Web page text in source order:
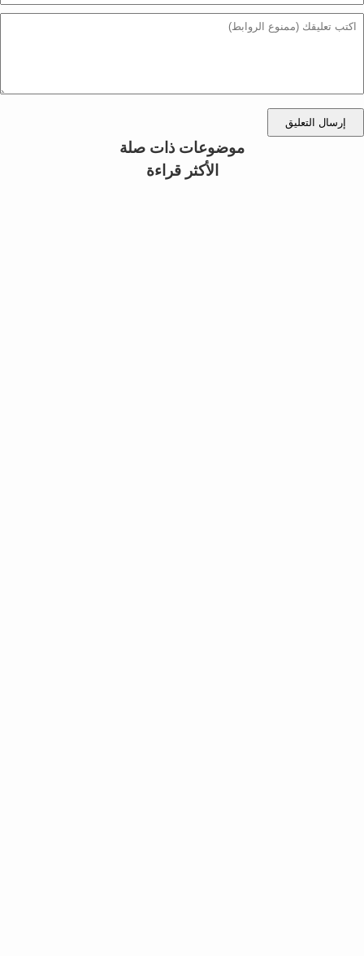
إرسال التعليق
موضوعات ذات صلة
الأكثر قراءة